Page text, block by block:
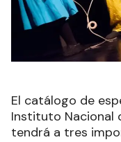
El catálogo de
Instituto Nacional
tendrá a tres